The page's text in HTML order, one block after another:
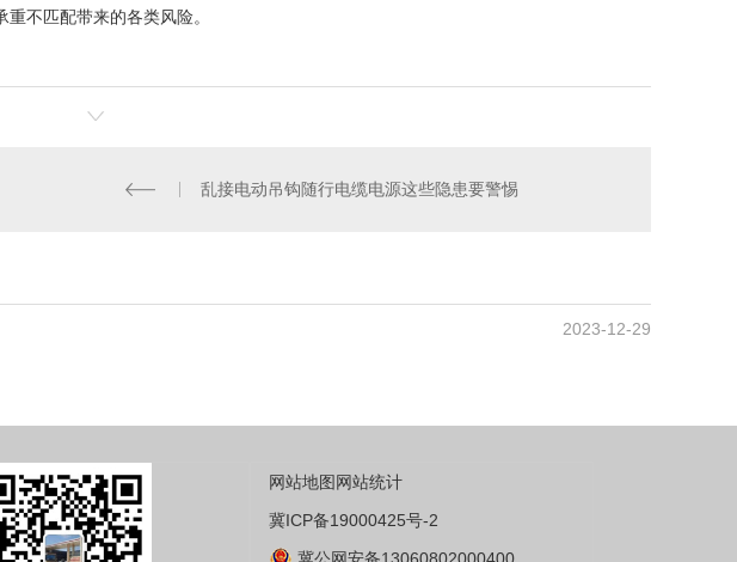
不匹配带来的各类风险。
乱接电动吊钩随行电缆电源这些隐患要警惕
2023-12-29
网站地图 网站统计
冀ICP备19000425号-2